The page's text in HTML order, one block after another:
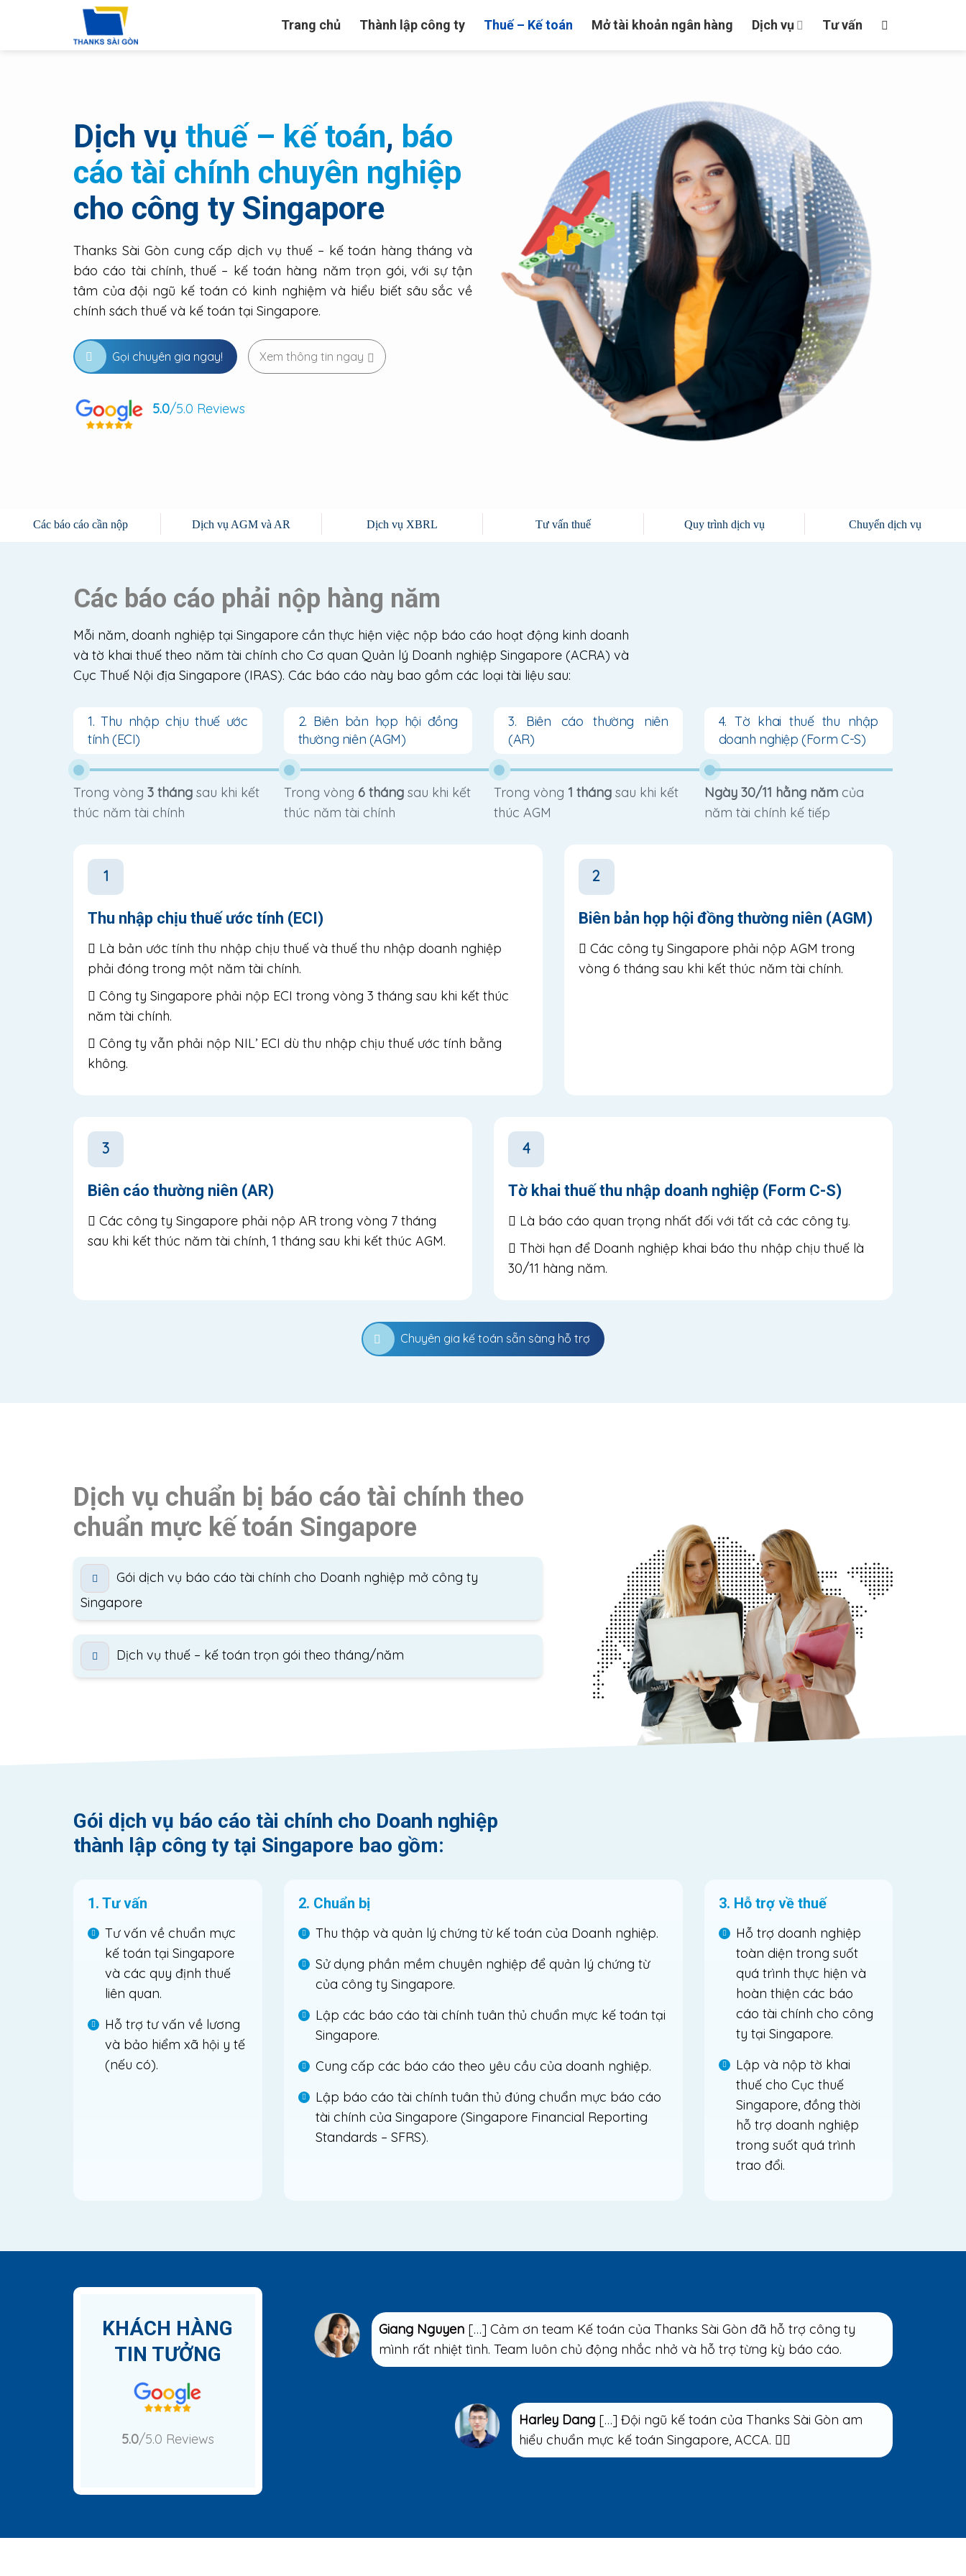
Trang chủ Thành lập công ty Thuế – Kế toán Mở tài khoản ngân hàng Dịch vụ Tư vấn
Dịch vụ thuế – kế toán, báo
cáo tài chính chuyên nghiệp
cho công ty Singapore
Thanks Sài Gòn cung cấp dịch vụ thuế – kế toán hàng tháng và
báo cáo tài chính, thuế – kế toán hàng năm trọn gói, với sự tận
tâm của đội ngũ kế toán có kinh nghiệm và hiểu biết sâu sắc về
chính sách thuế và kế toán tại Singapore.
Gọi chuyên gia ngay! Xem thông tin ngay
5.0/5.0 Reviews
Các báo cáo cần nộp Dịch vụ AGM và AR Dịch vụ XBRL Tư vấn thuế Quy trình dịch vụ Chuyển dịch vụ
Các báo cáo phải nộp hàng năm
Mỗi năm, doanh nghiệp tại Singapore cần thực hiện việc nộp báo cáo hoạt động kinh doanh
và tờ khai thuế theo năm tài chính cho Cơ quan Quản lý Doanh nghiệp Singapore (ACRA) và
Cục Thuế Nội địa Singapore (IRAS). Các báo cáo này bao gồm các loại tài liệu sau:
1. Thu nhập chịu thuế ước
tính (ECI)
Trong vòng 3 tháng sau khi kết
thúc năm tài chính
2. Biên bản họp hội đồng
thường niên (AGM)
Trong vòng 6 thángsau khi kết
thúc năm tài chính
3. Biên cáo thường niên
(AR)
Trong vòng 1 tháng sau khi kết
thúc AGM
4. Tờ khai thuế thu nhập
doanh nghiệp (Form C-S)
Ngày 30/11 hằng nămcủa
năm tài chính kế tiếp
1
Thu nhập chịu thuế ước tính (ECI)
Là bản ước tính thu nhập chịu thuế và thuế thu nhập doanh nghiệp
phải đóng trong một năm tài chính.
Công ty Singapore phải nộp ECI trong vòng 3 tháng sau khi kết thúc
năm tài chính.
Công ty vẫn phải nộp NIL’ ECI dù thu nhập chịu thuế ước tính bằng
không.
2
Biên bản họp hội đồng thường niên (AGM)
Các công ty Singapore phải nộp AGM trong
vòng 6 tháng sau khi kết thúc năm tài chính.
3
Biên cáo thường niên (AR)
Các công ty Singapore phải nộp AR trong vòng 7 tháng
sau khi kết thúc năm tài chính, 1 tháng sau khi kết thúc AGM.
4
Tờ khai thuế thu nhập doanh nghiệp (Form C-S)
Là báo cáo quan trọng nhất đối với tất cả các công ty.
Thời hạn để Doanh nghiệp khai báo thu nhập chịu thuế là
30/11 hàng năm.
Chuyên gia kế toán sẵn sàng hỗ trợ
Dịch vụ chuẩn bị báo cáo tài chính theo
chuẩn mực kế toán Singapore
Gói dịch vụ báo cáo tài chính cho Doanh nghiệp mở công ty
Singapore
Dịch vụ thuế – kế toán trọn gói theo tháng/năm
Gói dịch vụ báo cáo tài chính cho Doanh nghiệp
thành lập công ty tại Singapore bao gồm:
1. Tư vấn
Tư vấn về chuẩn mực
kế toán tại Singapore
và các quy định thuế
liên quan.
Hỗ trợ tư vấn về lương
và bảo hiểm xã hội y tế
(nếu có).
2. Chuẩn bị
Thu thập và quản lý chứng từ kế toán của Doanh nghiệp.
Sử dụng phần mềm chuyên nghiệp để quản lý chứng từ
của công ty Singapore.
Lập các báo cáo tài chính tuân thủ chuẩn mực kế toán tại
Singapore.
Cung cấp các báo cáo theo yêu cầu của doanh nghiệp.
Lập báo cáo tài chính tuân thủ đúng chuẩn mực báo cáo
tài chính của Singapore (Singapore Financial Reporting
Standards – SFRS).
3. Hỗ trợ về thuế
Hỗ trợ doanh nghiệp
toàn diện trong suốt
quá trình thực hiện và
hoàn thiện các báo
cáo tài chính cho công
ty tại Singapore.
Lập và nộp tờ khai
thuế cho Cục thuế
Singapore, đồng thời
hỗ trợ doanh nghiệp
trong suốt quá trình
trao đổi.
KHÁCH HÀNG
TIN TƯỞNG
5.0/5.0 Reviews
Giang Nguyen […] Cảm ơn team Kế toán của Thanks Sài Gòn đã hỗ trợ công ty
mình rất nhiệt tình. Team luôn chủ động nhắc nhở và hỗ trợ từng kỳ báo cáo.
Harley Dang […] Đội ngũ kế toán của Thanks Sài Gòn am
hiểu chuẩn mực kế toán Singapore, ACCA. 👍🏻